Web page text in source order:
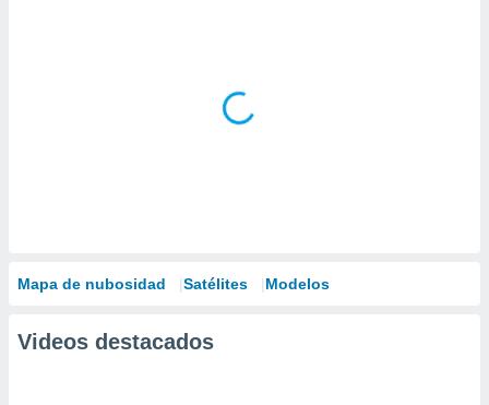
Mapa de nubosidad Satélites Modelos
Videos destacados